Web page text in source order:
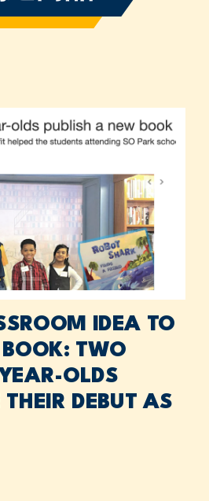
IDEA TO
BOOK: TWO
OLDS
THEIR DEBUT AS